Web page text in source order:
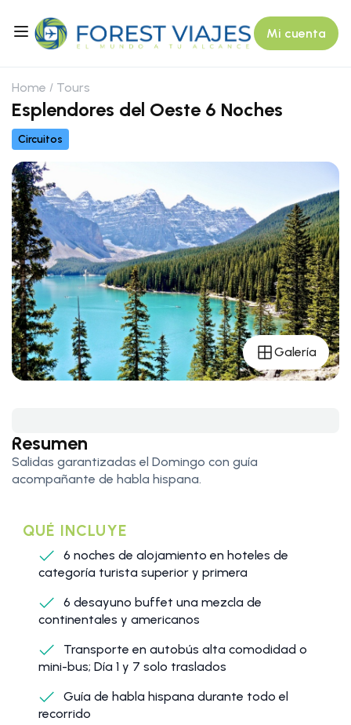
Mi cuenta
Home Tours
Esplendores del Oeste 6 Noches
Circuitos
Galería
Resumen
Salidas garantizadas el Domingo con guía
acompañante de habla hispana.
QUÉ INCLUYE
6 noches de alojamiento en hoteles de
categoría turista superior y primera
6 desayuno buffet una mezcla de
continentales y americanos
Transporte en autobús alta comodidad o
mini-bus; Día 1 y 7 solo traslados
Guía de habla hispana durante todo el
recorrido